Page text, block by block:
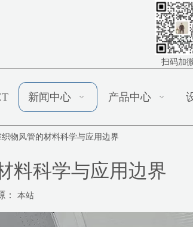
扫码加
新闻中心 产品中心
物风管的材料科学与应用边界
料科学与应用边界
： 本站